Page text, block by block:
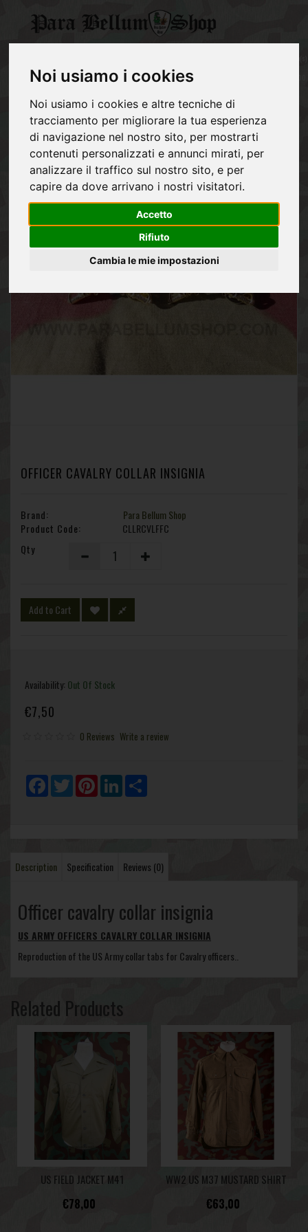
Noi usiamo i cookies
Noi usiamo i cookies e altre tecniche di
tracciamento per migliorare la tua esperienza
di navigazione nel nostro sito, per mostrarti
contenuti personalizzati e annunci mirati, per
analizzare il traffico sul nostro sito, e per
capire da dove arrivano i nostri visitatori.
Accetto
Rifiuto
Cambia le mie impostazioni
CATEGORY
ARMY
REGIO
ESERCITO
ITALIANO
ALLIES
1945
EQUIPMENT
Officer cavalry collar insignia
OFFICER CAVALRY COLLAR INSIGNIA
Brand:
Para Bellum Shop
Product Code:
CLLRCVLFFC
Qty
Add to Cart
Availability: Out Of Stock
€7,50
0 Reviews Write a review
FacebookTwitterPinterestLinkedIn
Description Specification Reviews (0)
Officer cavalry collar insignia
US ARMY OFFICERS CAVALRY COLLAR INSIGNIA
Reproduction of the US Army collar tabs for Cavalry officers..
Related Products
US FIELD JACKET M41
€78,00
WW2 US M37 MUSTARD SHIRT
€63,00